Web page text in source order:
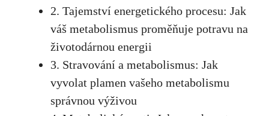
2. Tajemství energetického procesu:‌ Jak
váš‍ metabolismus proměňuje​ potravu na
životodárnou ‍energii
3. ‌Stravování a metabolismus: Jak​
vyvolat plamen vašeho metabolismu
správnou‍ výživou